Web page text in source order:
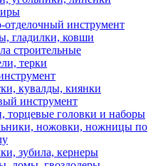
инструмент
гладилки, ковши
строительные
терки
кувалды, киянки
инструмент
торцевые головки и наборы
ножовки, ножницы по
зубила, кернеры